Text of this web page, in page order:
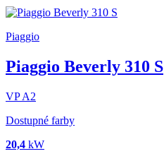
Piaggio
Piaggio Beverly 310 S
VPA2
Dostupné farby
20,4 kW